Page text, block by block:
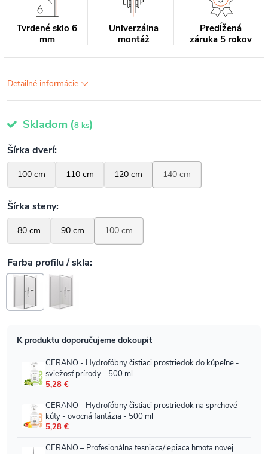
Tvrdené sklo 6
mm
Univerzálna
montáž
Predĺžená
záruka 5 rokov
Detailné informácie
Skladom (8 ks)